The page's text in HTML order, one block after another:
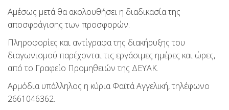
Αμέσως μετά θα ακολουθήσει η διαδικασία της
αποσφράγισης των προσφορών.
Πληροφορίες και αντίγραφα της διακήρυξης του
διαγωνισμού παρέχονται τις εργάσιμες ημέρες και ώρες,
από το Γραφείο Προμηθειών της ΔΕΥΑΚ.
Αρμόδια υπάλληλος η κύρια Φαϊτά Αγγελική, τηλέφωνο
2661046362.